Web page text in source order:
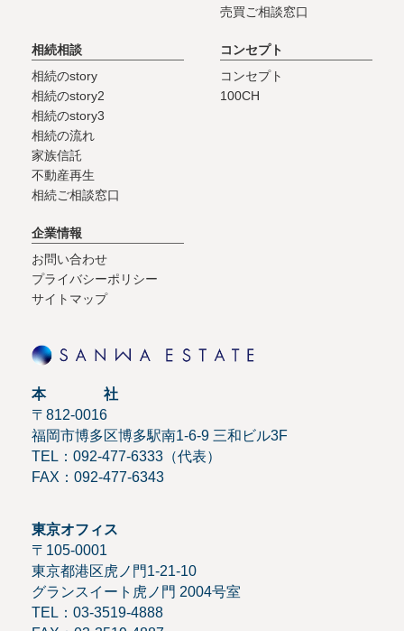
売買ご相談窓口
相続相談
相続のstory
相続のstory2
相続のstory3
相続の流れ
家族信託
不動産再生
相続ご相談窓口
コンセプト
コンセプト
100CH
企業情報
お問い合わせ
プライバシーポリシー
サイトマップ
本 社
〒812-0016
福岡市博多区博多駅南1-6-9 三和ビル3F
TEL：092-477-6333（代表）
FAX：092-477-6343
東京オフィス
〒105-0001
東京都港区虎ノ門1-21-10
グランスイート虎ノ門 2004号室
TEL：03-3519-4888